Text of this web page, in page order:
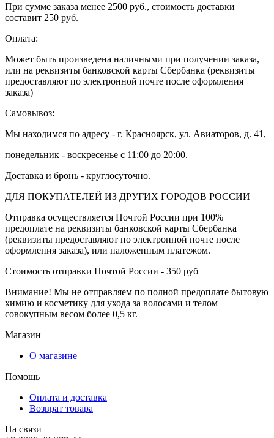
При сумме заказа менее 2500 руб., стоимость доставки
составит 250 руб.
Оплата:
Может быть произведена наличными при получении заказа,
или на реквизиты банковской карты Сбербанка (реквизиты
предоставляют по электронной почте после оформления
заказа)
Самовывоз:
Мы находимся по адресу - г. Красноярск, ул. Авиаторов, д. 41,
понедельник - воскресенье с 11:00 до 20:00.
Доставка и бронь - круглосуточно.
ДЛЯ ПОКУПАТЕЛЕЙ ИЗ ДРУГИХ ГОРОДОВ РОССИИ
Отправка осуществляется Почтой России при 100%
предоплате на реквизиты банковской карты Сбербанка
(реквизиты предоставляют по электронной почте после
оформления заказа), или наложенным платежом.
Стоимость отправки Почтой России - 350 руб
Внимание! Мы не отправляем по полной предоплате бытовую
химию и косметику для ухода за волосами и телом
совокупным весом более 0,5 кг.
Магазин
О магазине
Помощь
Оплата и доставка
Возврат товара
На связи